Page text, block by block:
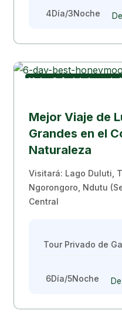
4Día/3Noche
Mejor Safari de Luna de
Mejor Viaje de
Grandes en el
Naturaleza
Visitará: Lago Duluti,
Ngorongoro, Ndutu
Central
Tour Privado de
6Día/5Noche